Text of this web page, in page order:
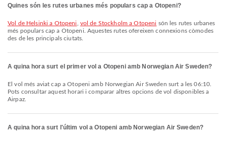
Quines són les rutes urbanes més populars cap a Otopeni?
vol de Helsinki a Otopeni vol de Stockholm a Otopeni són les rutes urbanes
més populars cap a Otopeni. Aquestes rutes ofereixen connexions còmodes
des de les principals ciutats.
A quina hora surt el primer vol a Otopeni amb Norwegian Air Sweden?
El vol més aviat cap a Otopeni amb Norwegian Air Sweden surt a les 06:10.
Pots consultar aquest horari i comparar altres opcions de vol disponibles a
Airpaz.
A quina hora surt l'últim vol a Otopeni amb Norwegian Air Sweden?